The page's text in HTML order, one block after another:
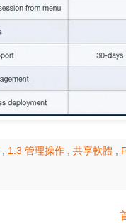
1.3 管理操作 共享軟體